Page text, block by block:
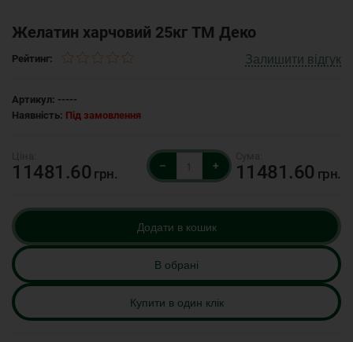
Желатин харчовий 25кг ТМ Деко
Рейтинг: Залишити відгук
Артикул: -----
Наявність: Під замовлення
11481.60 грн.
– + 11481.60 грн.
Додати в кошик
В обрані
Купити в один клік